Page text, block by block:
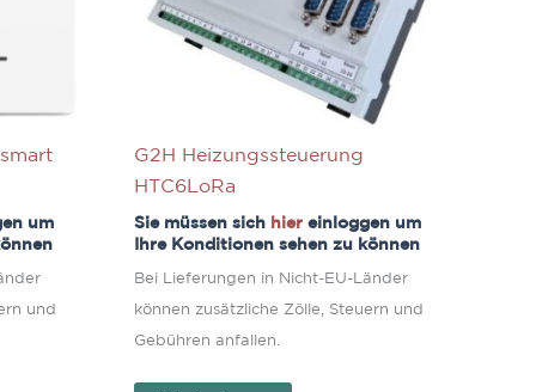
um
und
G2H Heizungssteuerung
HTC6LoRa
Sie müssen sich hier einloggen um
Ihre Konditionen sehen zu können
Bei Lieferungen in Nicht-EU-Länder
können zusätzliche Zölle, Steuern und
Gebühren anfallen.